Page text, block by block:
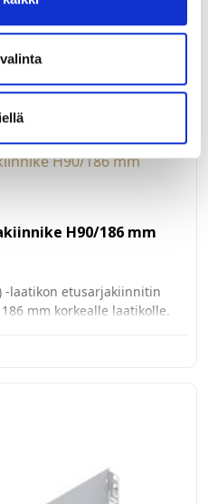
lisäkiinnitin laajenevalla
kanssa.
ltk.
H90/186 mm
-laatikon etusarjakiinnitin
mm korkealle laatikolle.
kappaleittain. 100 kpl/ltk.